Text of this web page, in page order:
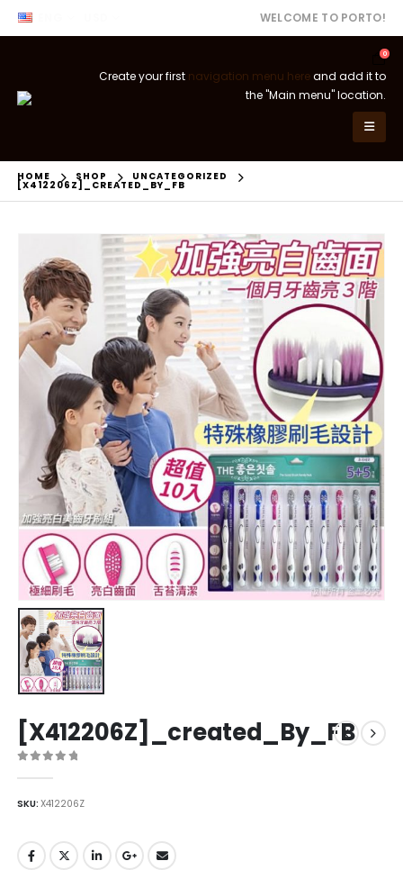
WELCOME TO PORTO!
0
Create your first navigation menu hereand add it to
the "Main menu" location.
HOME SHOP UNCATEGORIZED
[X412206Z]_CREATED_BY_FB
[X412206Z]_created_By_FB
SKU:X412206Z